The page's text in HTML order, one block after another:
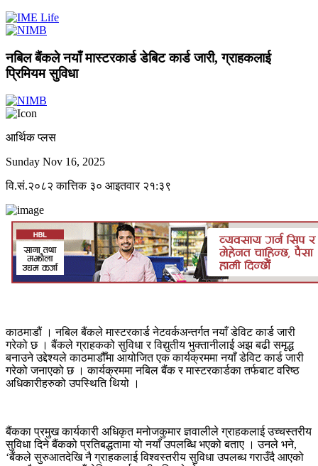
नबिल बैंकले नयाँ मास्टरकार्ड डेबिट कार्ड जारी, ग्राहकलाई
प्रिमियम सुविधा
आर्थिक प्लस
Sunday Nov 16, 2025
वि.सं.२०८२ कात्तिक ३० आइतवार २१:३९
काठमाडौं । नबिल बैंकले मास्टरकार्ड नेटवर्कअन्तर्गत नयाँ डेविट कार्ड जारी
गरेको छ । बैंकले ग्राहकको सुविधा र विद्युतीय भुक्तानीलाई अझ बढी समृद्ध
बनाउने उद्देश्यले काठमाडौँमा आयोजित एक कार्यक्रममा नयाँ डेविट कार्ड जारी
गरेको जनाएको छ । कार्यक्रममा नबिल बैंक र मास्टरकार्डका तर्फबाट वरिष्ठ
अधिकारीहरुको उपस्थिति थियो ।
बैंकका प्रमुख कार्यकारी अधिकृत मनोजकुमार ज्ञवालीले ग्राहकलाई उच्चस्तरीय
सुविधा दिने बैंकको प्रतिबद्धतामा यो नयाँ उपलब्धि भएको बताए । उनले भने,
‘बैंकले सुरुआतदेखि नै ग्राहकलाई विश्वस्तरीय सुविधा उपलब्ध गराउँदै आएको